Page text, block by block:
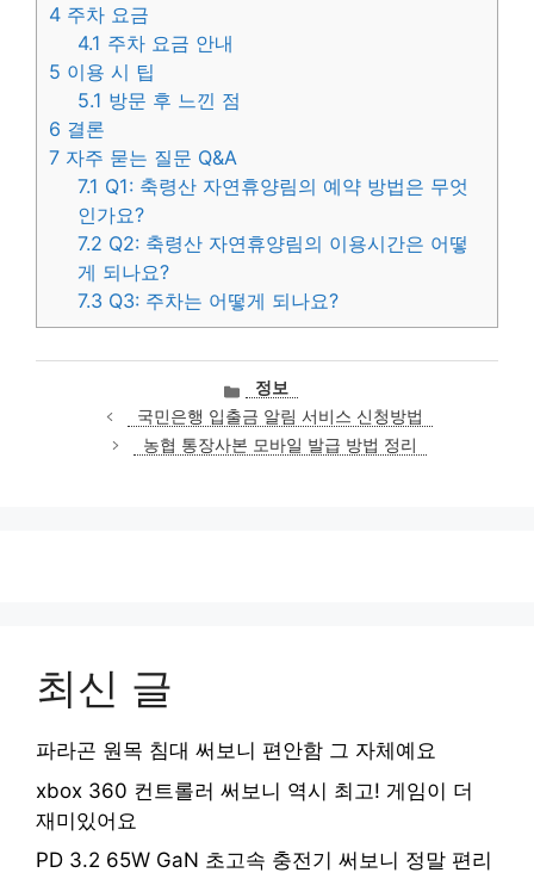
4 주차 요금
4.1 주차 요금 안내
5 이용 시 팁
5.1 방문 후 느낀 점
6 결론
7 자주 묻는 질문 Q&A
7.1 Q1: 축령산 자연휴양림의 예약 방법은 무엇
인가요?
7.2 Q2: 축령산 자연휴양림의 이용시간은 어떻
게 되나요?
7.3 Q3: 주차는 어떻게 되나요?
카
테
고
리
정보
국민은행 입출금 알림 서비스 신청방법
농협 통장사본 모바일 발급 방법 정리
최신 글
파라곤 원목 침대 써보니 편안함 그 자체예요
xbox 360 컨트롤러 써보니 역시 최고! 게임이 더
재미있어요
PD 3.2 65W GaN 초고속 충전기 써보니 정말 편리